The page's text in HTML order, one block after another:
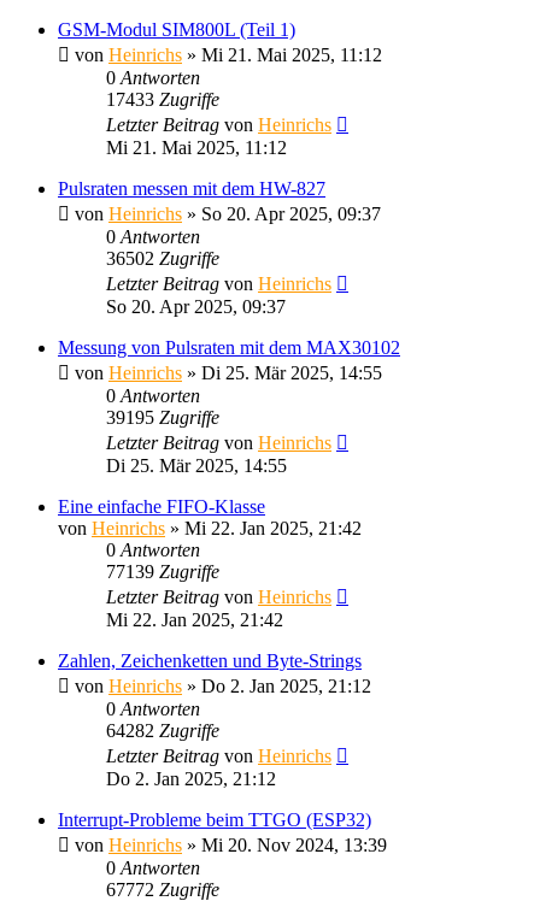
GSM-Modul SIM800L (Teil 1)
von Heinrichs » Mi 21. Mai 2025, 11:12
0 Antworten
17433 Zugriffe
Letzter Beitrag von Heinrichs
Mi 21. Mai 2025, 11:12
Pulsraten messen mit dem HW-827
von Heinrichs » So 20. Apr 2025, 09:37
0 Antworten
36502 Zugriffe
Letzter Beitrag von Heinrichs
So 20. Apr 2025, 09:37
Messung von Pulsraten mit dem MAX30102
von Heinrichs » Di 25. Mär 2025, 14:55
0 Antworten
39195 Zugriffe
Letzter Beitrag von Heinrichs
Di 25. Mär 2025, 14:55
Eine einfache FIFO-Klasse
von Heinrichs » Mi 22. Jan 2025, 21:42
0 Antworten
77139 Zugriffe
Letzter Beitrag von Heinrichs
Mi 22. Jan 2025, 21:42
Zahlen, Zeichenketten und Byte-Strings
von Heinrichs » Do 2. Jan 2025, 21:12
0 Antworten
64282 Zugriffe
Letzter Beitrag von Heinrichs
Do 2. Jan 2025, 21:12
Interrupt-Probleme beim TTGO (ESP32)
von Heinrichs » Mi 20. Nov 2024, 13:39
0 Antworten
67772 Zugriffe